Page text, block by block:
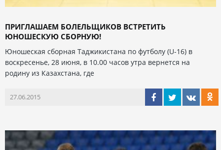
ПРИГЛАШАЕМ БОЛЕЛЬЩИКОВ ВСТРЕТИТЬ
ЮНОШЕСКУЮ СБОРНУЮ!
Юношеская сборная Таджикистана по футболу (U-16) в
воскресенье, 28 июня, в 10.00 часов утра вернется на
родину из Казахстана, где
27.06.2015